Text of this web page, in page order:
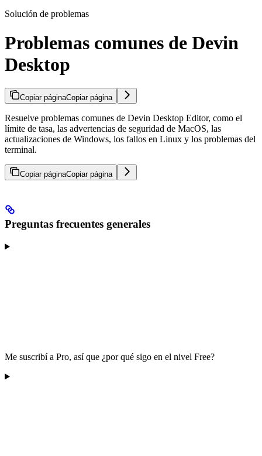
Solución de problemas
Problemas comunes de Devin
Desktop
Copiar páginaCopiar página
Resuelve problemas comunes de Devin Desktop Editor, como el
límite de tasa, las advertencias de seguridad de MacOS, las
actualizaciones de Windows, los fallos en Linux y los problemas del
terminal.
Copiar páginaCopiar página
Preguntas frecuentes generales
Me suscribí a Pro, así que ¿por qué sigo en el nivel Free?